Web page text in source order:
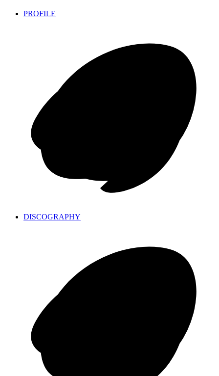
PROFILE
DISCOGRAPHY